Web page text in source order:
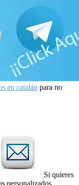
en catalán para no
Si quieres